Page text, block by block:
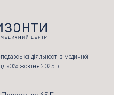
діяльності з медичної
«03» жовтня 2025 р.